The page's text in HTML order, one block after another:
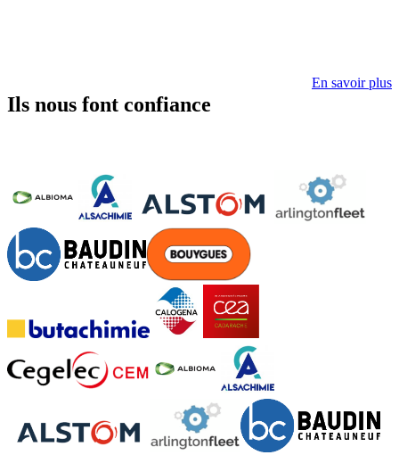
Ils nous font confiance
En savoir plus